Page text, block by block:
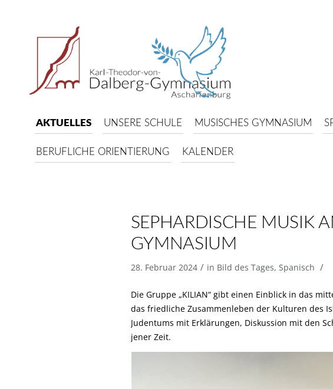
AKTUELLES UNSERE SCHULE MUSISCHES GYMNASIUM
BERUFLICHE ORIENTIERUNG KALENDER
SEPHARDISCHE MUSIK
GYMNASIUM
28. Februar 2024 / in Bild des Tages, Spanisch /
Die Gruppe „KILIAN“ gibt einen Einblick in das
das friedliche Zusammenleben der Kulturen des
Judentums mit Erklärungen, Diskussion mit den
jener Zeit.